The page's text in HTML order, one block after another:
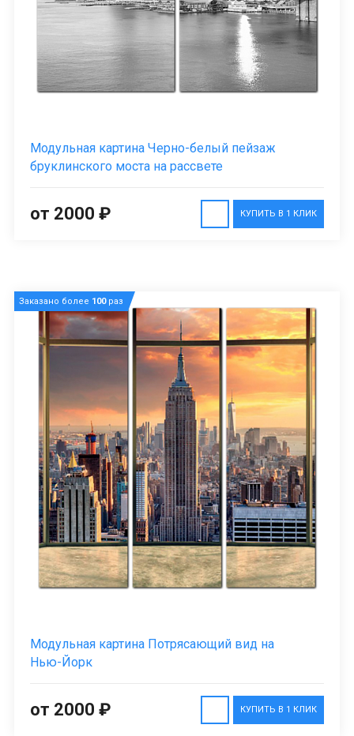
Модульная картина Черно-белый пейзаж
бруклинского моста на рассвете
КУПИТЬ В 1 КЛИК
от 2000 ₽
Заказано более 100раз
Модульная картина Потрясающий вид на
Нью-Йорк
КУПИТЬ В 1 КЛИК
от 2000 ₽